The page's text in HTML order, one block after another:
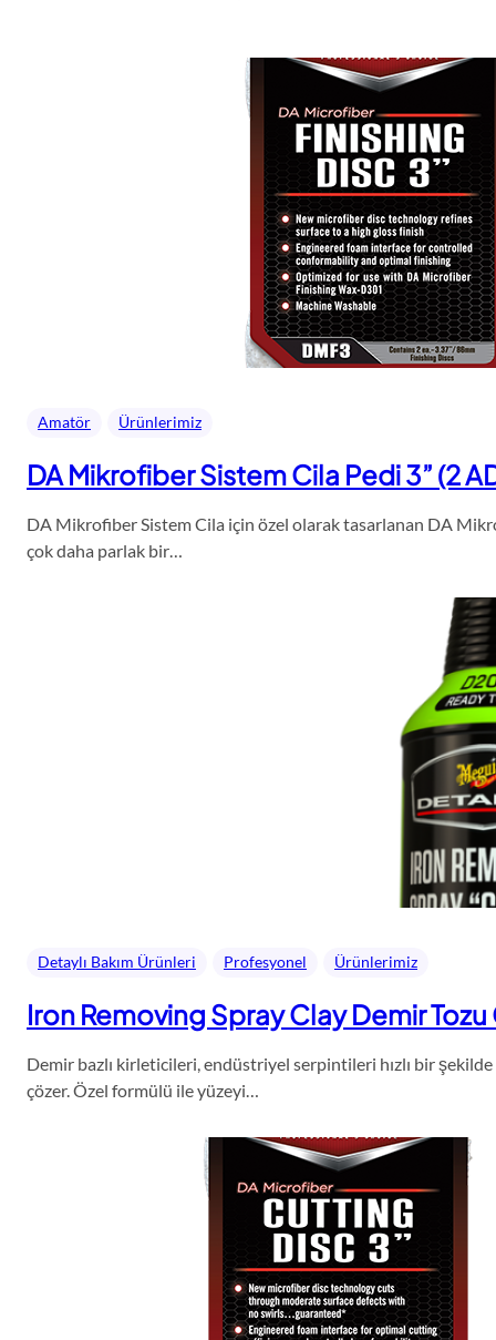
Amatör Ürünlerimiz
DA Mikrofiber Sistem Cila Pedi 3” (2
DA Mikrofiber Sistem Cila için özel olarak tasarlanan DA
çok daha parlak bir…
Detaylı Bakım Ürünleri Profesyonel Ürünlerimiz
Iron Removing Spray Clay Demir
Demir bazlı kirleticileri, endüstriyel serpintileri hızlı bir
çözer. Özel formülü ile yüzeyi…